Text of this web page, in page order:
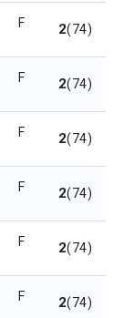
F 2(74)
F 2(74)
F 2(74)
F 2(74)
F 2(74)
F 2(74)